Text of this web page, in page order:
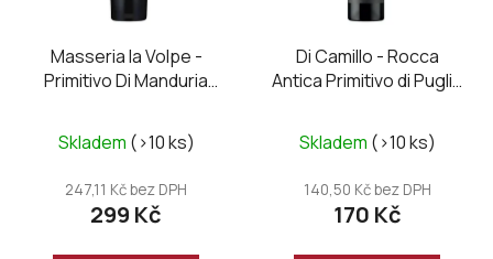
Masseria la Volpe -
Primitivo Di Manduria
hodnocení
produktu
je
Skladem (>10 ks)
247,11 Kč bez DPH
299 Kč
Di Camillo - Rocca
Antica Primitivo di Puglia
hodnocení
produktu
je
Skladem (>10 ks)
140,50 Kč bez DPH
170 Kč